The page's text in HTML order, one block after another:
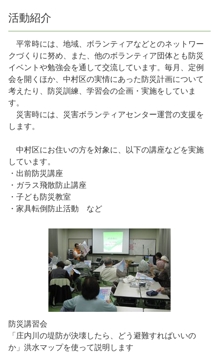
活動紹介
平常時には、地域、ボランティアなどとのネットワー
クづくりに努め、また、他のボランティア団体とも防災
イベントや勉強会を通して交流しています。毎月、定例
会を開くほか、中村区の実情にあった防災計画について
考えたり、防災訓練、学習会の企画・実施をしていま
す。
災害時には、災害ボランティアセンター運営の支援を
します。
中村区にお住いの方を対象に、以下の講座などを実施
しています。
・出前防災講座
・ガラス飛散防止講座
・子ども防災教室
・家具転倒防止活動 など
防災講習会
「庄内川の堤防が決壊したら、どう避難すればいいの
か」洪水マップを使って説明します